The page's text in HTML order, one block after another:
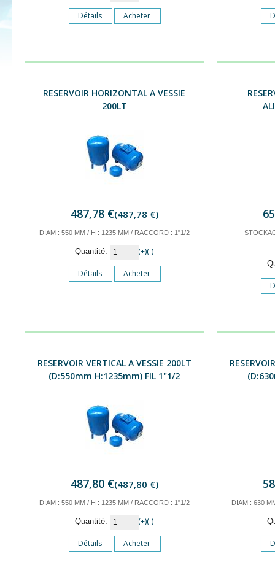
Détails Acheter
RESERVOIR HORIZONTAL A VESSIE
200LT
487,78 €(487,78 €)
DIAM : 550 MM / H : 1235 MM / RACCORD : 1"1/2
Quantité: (+)(-)
Détails Acheter
RESERVOIR VERTICAL A VESSIE 200LT
(D:550mm H:1235mm) FIL 1"1/2
487,80 €(487,80 €)
DIAM : 550 MM / H : 1235 MM / RACCORD : 1"1/2
Quantité: (+)(-)
Détails Acheter
DIAM : 630